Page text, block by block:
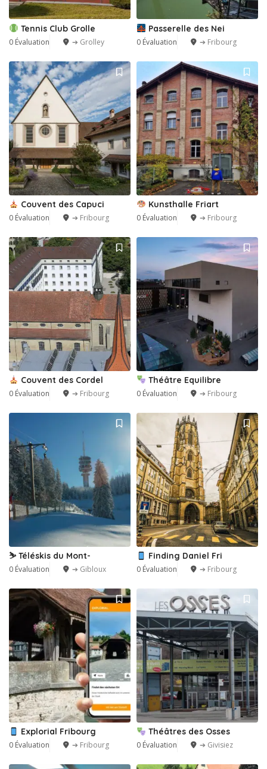
Tennis Club Grolle
0 Évaluation ➔ Grolley
Passerelle des Nei
0 Évaluation ➔ Fribourg
Couvent des Capuci
0 Évaluation ➔ Fribourg
Kunsthalle Friart
0 Évaluation ➔ Fribourg
Couvent des Cordel
0 Évaluation ➔ Fribourg
Théâtre Equilibre
0 Évaluation ➔ Fribourg
⛷️ Téléskis du Mont-
0 Évaluation ➔ Gibloux
Finding Daniel Fri
0 Évaluation ➔ Fribourg
Explorial Fribourg
0 Évaluation ➔ Fribourg
Théâtres des Osses
0 Évaluation ➔ Givisiez